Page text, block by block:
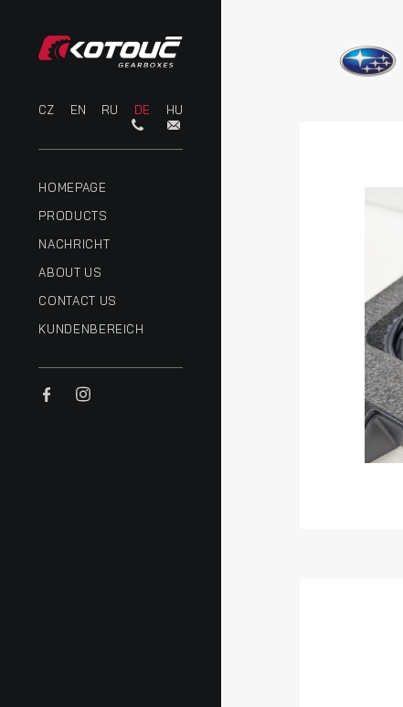
CZ EN RU DE HU
HOMEPAGE
PRODUCTS
NACHRICHT
ABOUT US
CONTACT US
KUNDENBEREICH